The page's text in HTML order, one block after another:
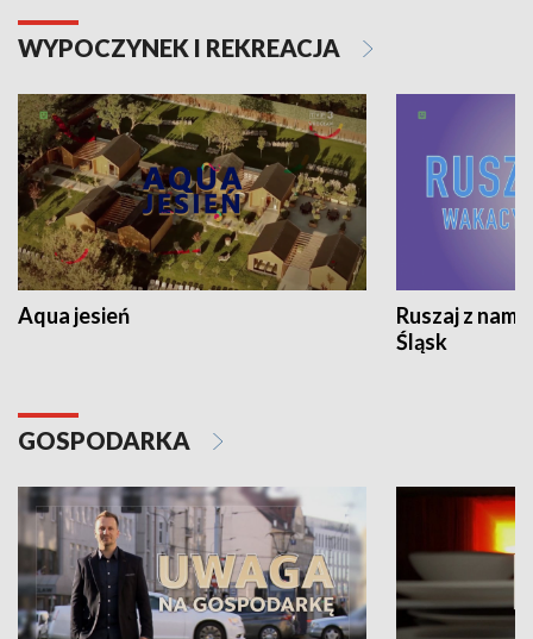
WYPOCZYNEK I REKREACJA
Aqua jesień
Ruszaj z
Śląsk
GOSPODARKA